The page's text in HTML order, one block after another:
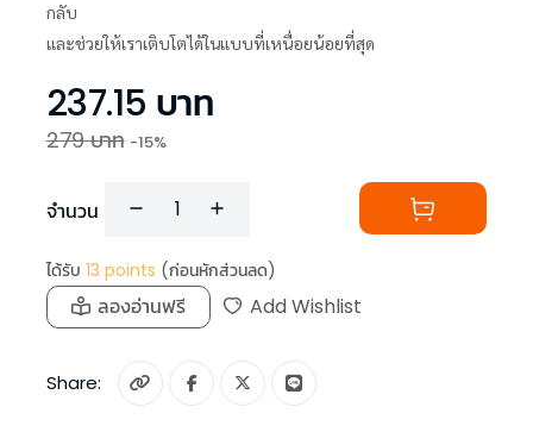
กลับ
และช่วยให้เราเติบโตได้ในแบบที่เหนื่อยน้อยที่สุด
237.15 บาท
279บาท -15%
จำนวน
ได้รับ 13 points (ก่อนหักส่วนลด)
ลองอ่านฟรี Add Wishlist
Share: